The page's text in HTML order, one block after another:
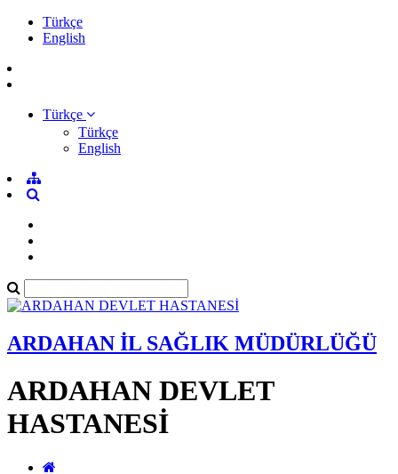
Türkçe
English
Türkçe
Türkçe
English
ARDAHAN İL SAĞLIK MÜDÜRLÜĞÜ
ARDAHAN DEVLET
HASTANESİ